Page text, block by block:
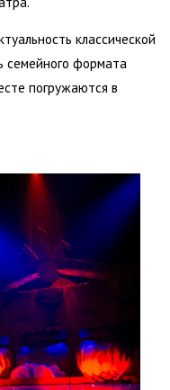
классической
семейного формата
погружаются в